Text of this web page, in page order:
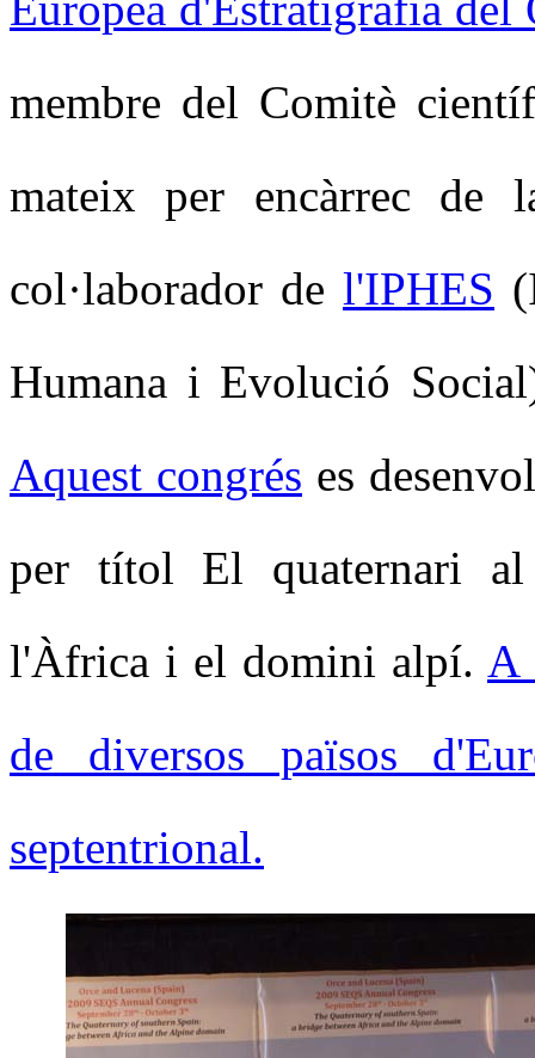
membre del Comitè
mateix per encàrrec
col·laborador de l'IPHES
Humana i Evolució
Aquest congrés es
per títol El quaternari al
l'Àfrica i el domini alpí. A
de diversos països
septentrional.